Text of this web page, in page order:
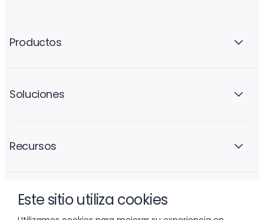
Este sitio utiliza cookies
Productos
Soluciones
Recursos
La empresa